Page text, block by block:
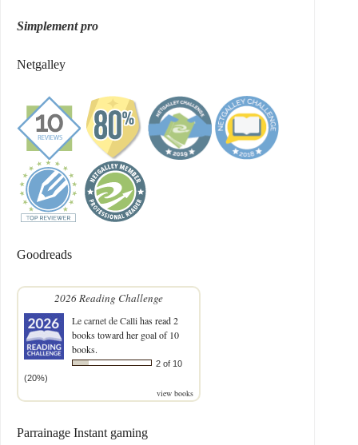
Simplement pro
Netgalley
Goodreads
2026 Reading Challenge
Le carnet de Callihas read 2
books toward her goal of 10
books.
2 of 10
(20%)
view books
Parrainage Instant gaming